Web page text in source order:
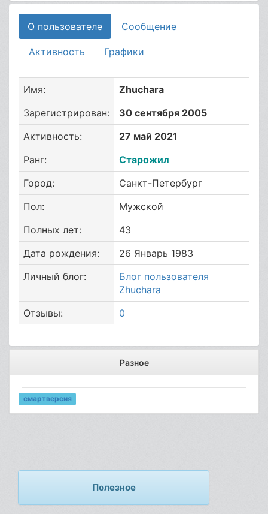
О пользователе Сообщение
Активность Графики
Имя:
Zhuchara
Зарегистрирован:
30 сентября 2005
Активность:
27 май 2021
Ранг:
Старожил
Город:
Санкт-Петербург
Пол:
Мужской
Полных лет:
43
Дата рождения:
26 Январь 1983
Личный блог:
Блог пользователя
Zhuchara
Отзывы:
0
Разное
смартверсия
Полезное